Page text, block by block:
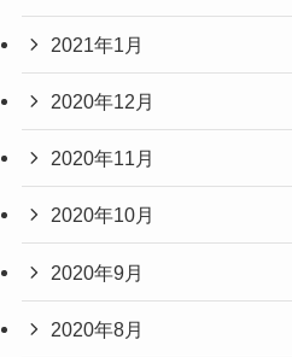
2021年1月
2020年12月
2020年11月
2020年10月
2020年9月
2020年8月